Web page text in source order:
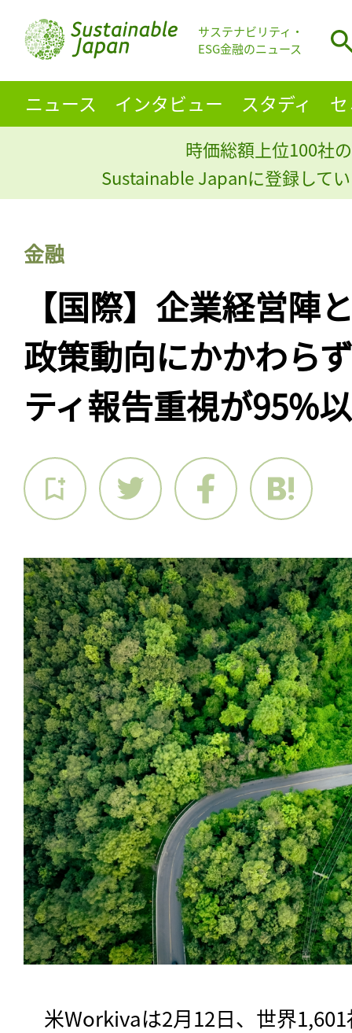
サステナビリティ・
ESG金融のニュース
ニュース インタビュー スタディ
時価総額上位100社
Sustainable Japanに登録して
金融
【国際】企業経営陣
政策動向にかかわら
ティ報告重視が95%
米Workivaは2月12日、世界